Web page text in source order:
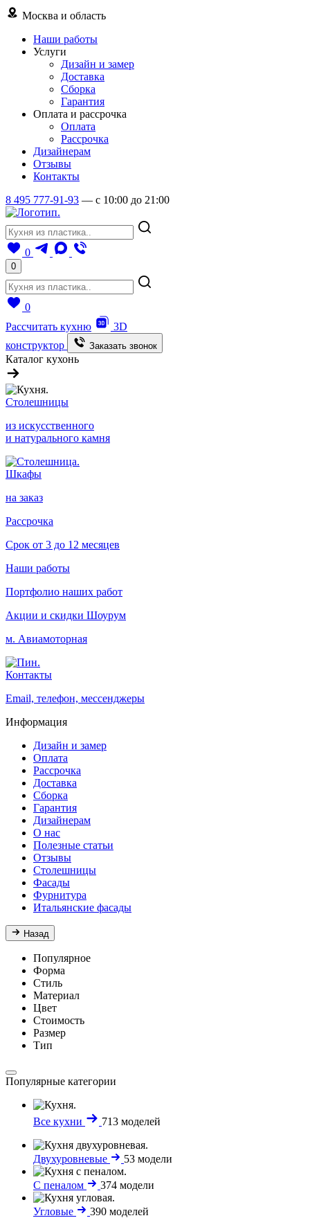
Москва и область
Наши работы
Услуги
Дизайн и замер
Доставка
Сборка
Гарантия
Оплата и рассрочка
Оплата
Рассрочка
Дизайнерам
Отзывы
Контакты
8 495 777-91-93 — c 10:00 до 21:00
0
0
0
Рассчитать кухню
3D
конструктор
Заказать звонок
Каталог кухонь
Столешницы
из искусственного
и натурального камня
Шкафы
на заказ
Рассрочка
Срок от 3 до 12 месяцев
Наши работы
Портфолио наших работ
Акции и скидки Шоурум
м. Авиамоторная
Контакты
Email, телефон, мессенджеры
Информация
Дизайн и замер
Оплата
Рассрочка
Доставка
Сборка
Гарантия
Дизайнерам
О нас
Полезные статьи
Отзывы
Столешницы
Фасады
Фурнитура
Итальянские фасады
Назад
Популярное
Форма
Стиль
Материал
Цвет
Стоимость
Размер
Тип
Популярные категории
Все кухни 713 моделей
Двухуровневые 53 модели
С пеналом 374 модели
Угловые 390 моделей